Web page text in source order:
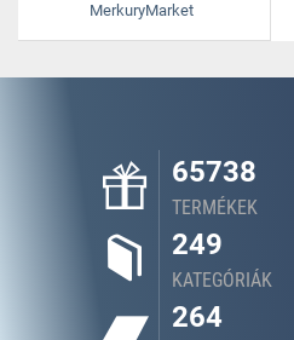
MerkuryMarket
65738
TERMÉKEK
249
KATEGÓRIÁK
264